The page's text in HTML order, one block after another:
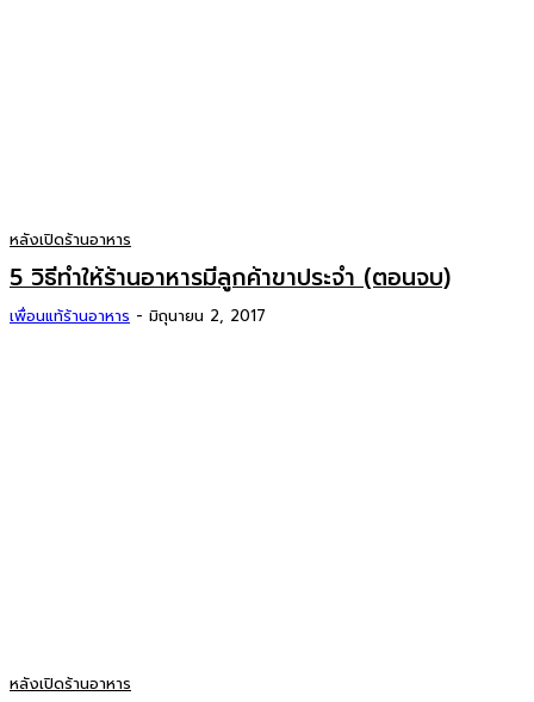
หลังเปิดร้านอาหาร
5 วิธีทำให้ร้านอาหารมีลูกค้าขาประจำ (ตอนจบ)
เพื่อนแท้ร้านอาหาร - มิถุนายน 2, 2017
หลังเปิดร้านอาหาร